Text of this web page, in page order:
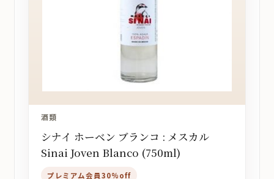
酒類
シナイ ホーベン ブランコ : メスカル
Sinai Joven Blanco (750ml)
プレミアム会員30%off